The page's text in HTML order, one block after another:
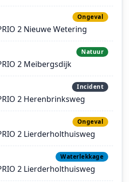
Ongeval
2 Nieuwe Wetering
Natuur
2 Meibergsdijk
Incident
2 Herenbrinksweg
Ongeval
2 Lierderholthuisweg
Waterlekkage
2 Lierderholthuisweg